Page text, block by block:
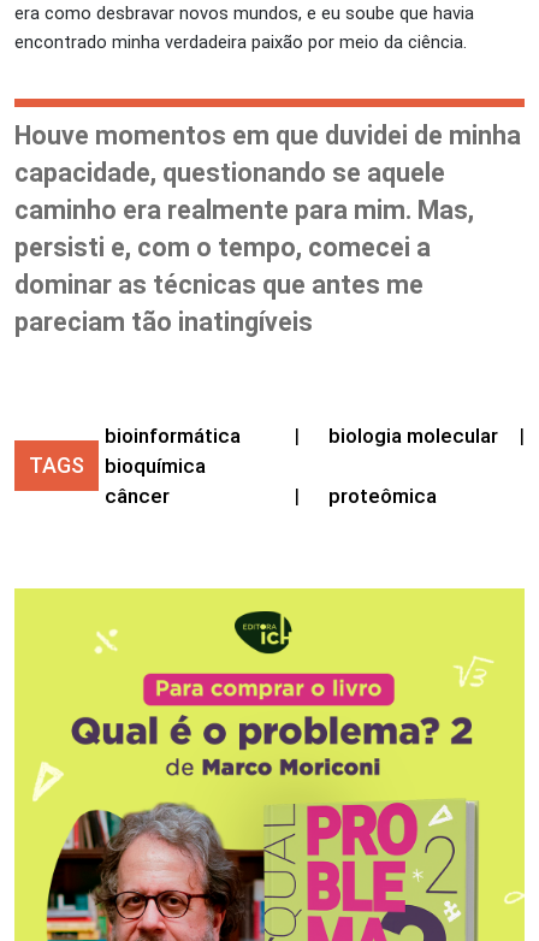
era como desbravar novos mundos, e eu soube que havia
encontrado minha verdadeira paixão por meio da ciência.
Houve momentos em que duvidei de minha
capacidade, questionando se aquele
caminho era realmente para mim. Mas,
persisti e, com o tempo, comecei a
dominar as técnicas que antes me
pareciam tão inatingíveis
TAGS
bioinformática | biologia molecular
|
bioquímica
câncer
| proteômica